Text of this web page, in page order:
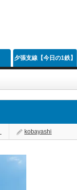
夕張支線【今日の1鉄】
kobayashi